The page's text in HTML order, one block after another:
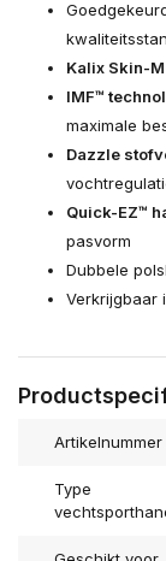
Kalix Skin-
IMF™
maximale
Dazzle
Quick-EZ™
pasvorm
Dubbele
Verkrijgbaar
Artikelnummer
Type